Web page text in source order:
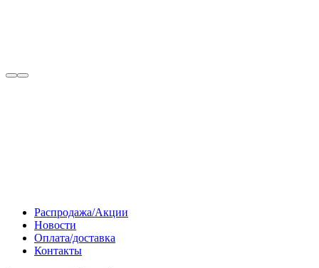
Распродажа/Акции
Новости
Оплата/доставка
Контакты